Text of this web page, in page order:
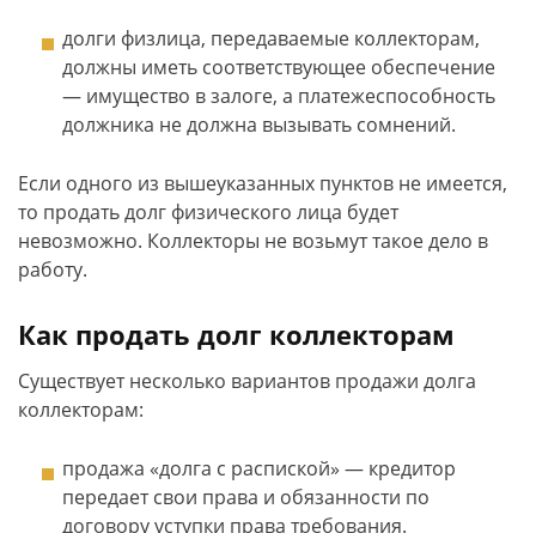
долги физлица, передаваемые коллекторам,
должны иметь соответствующее обеспечение
— имущество в залоге, а платежеспособность
должника не должна вызывать сомнений.
Если одного из вышеуказанных пунктов не имеется,
то продать долг физического лица будет
невозможно. Коллекторы не возьмут такое дело в
работу.
Как продать долг коллекторам
Существует несколько вариантов продажи долга
коллекторам:
продажа «долга с распиской» — кредитор
передает свои права и обязанности по
договору уступки права требования.